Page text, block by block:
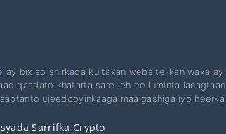
ay bixiso shirkada ku taxan website-kan waxa
qaadato khatarta sare leh ee luminta
ujeedooyinkaaga maalgashiga iyo heerka
Sarrifka Crypto